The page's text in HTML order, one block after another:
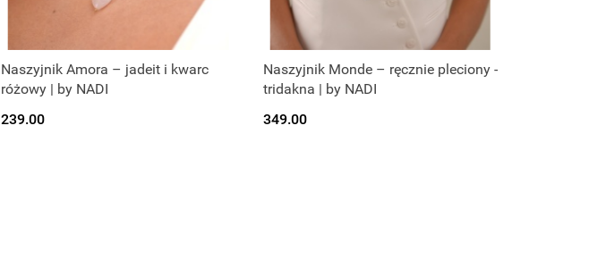
Naszyjnik Amora – jadeit i kwarc
różowy | by NADI
239.00
Naszyjnik Monde – ręcznie pleciony -
tridakna | by NADI
349.00